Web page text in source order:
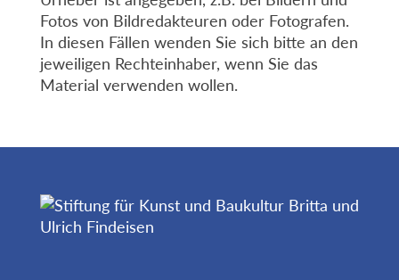
Fotos von Bildredakteuren oder Fotografen.
In diesen Fällen wenden Sie sich bitte an den
jeweiligen Rechteinhaber, wenn Sie das
Material verwenden wollen.